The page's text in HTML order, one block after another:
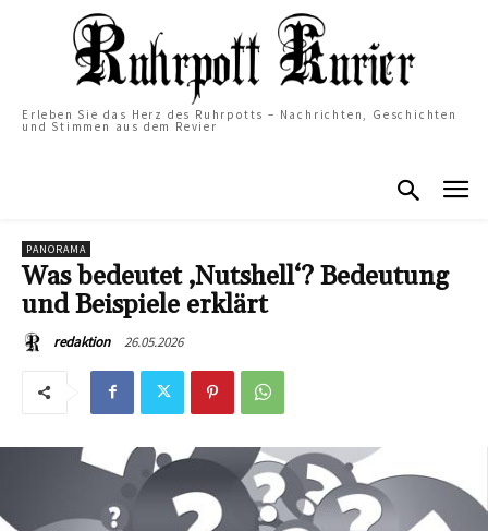
Erleben Sie das Herz des Ruhrpotts – Nachrichten, Geschichten
und Stimmen aus dem Revier
PANORAMA
Was bedeutet ‚Nutshell‘? Bedeutung
und Beispiele erklärt
redaktion 26.05.2026